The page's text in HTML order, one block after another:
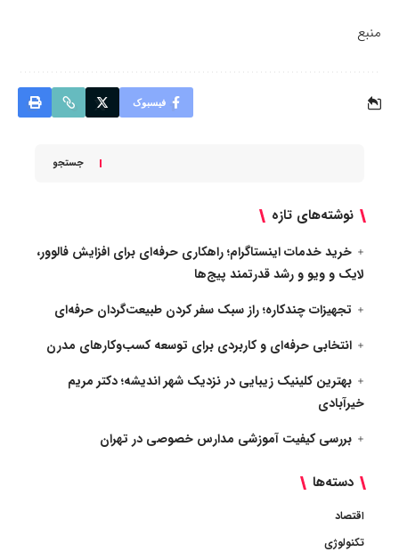
منبع
فیسبوک
جستجو
نوشته‌های تازه
خرید خدمات اینستاگرام؛ راهکاری حرفه‌ای برای افزایش فالوور،
لایک و ویو و رشد قدرتمند پیج‌ها
تجهیزات چندکاره؛ راز سبک سفر کردن طبیعت‌گردان حرفه‌ای
انتخابی حرفه‌ای و کاربردی برای توسعه کسب‌وکارهای مدرن
بهترین کلینیک زیبایی در نزدیک شهر اندیشه؛ دکتر مریم
خیرآبادی
بررسی کیفیت آموزشی مدارس خصوصی در تهران
دسته‌ها
اقتصاد
تکنولوژی